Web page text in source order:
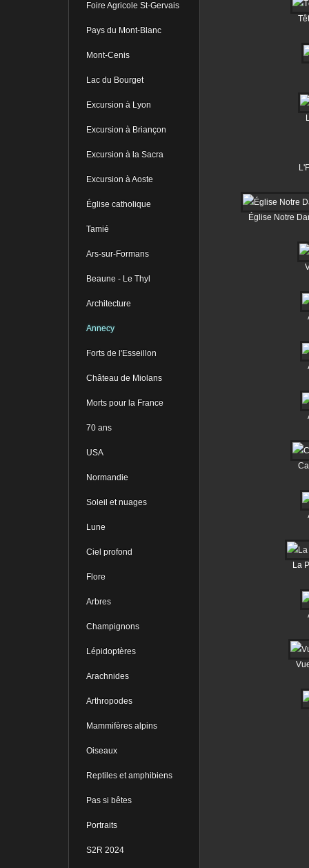
Foire Agricole St-Gervais
Pays du Mont-Blanc
Mont-Cenis
Lac du Bourget
Excursion à Lyon
Excursion à Briançon
Excursion à la Sacra
Excursion à Aoste
Église catholique
Tamié
Ars-sur-Formans
Beaune - Le Thyl
Architecture
Annecy
Forts de l'Esseillon
Château de Miolans
Morts pour la France
70 ans
USA
Normandie
Soleil et nuages
Lune
Ciel profond
Flore
Arbres
Champignons
Lépidoptères
Arachnides
Arthropodes
Mammifères alpins
Oiseaux
Reptiles et amphibiens
Pas si bêtes
Portraits
S2R 2024
Église Notre
La